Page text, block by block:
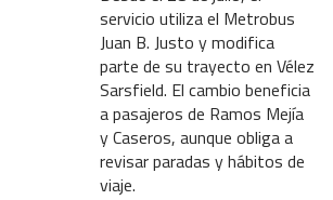
servicio utiliza el Metrobus
Juan B. Justo y modifica
parte de su trayecto en Vélez
Sarsfield. El cambio beneficia
a pasajeros de Ramos Mejía
y Caseros, aunque obliga a
revisar paradas y hábitos de
viaje.